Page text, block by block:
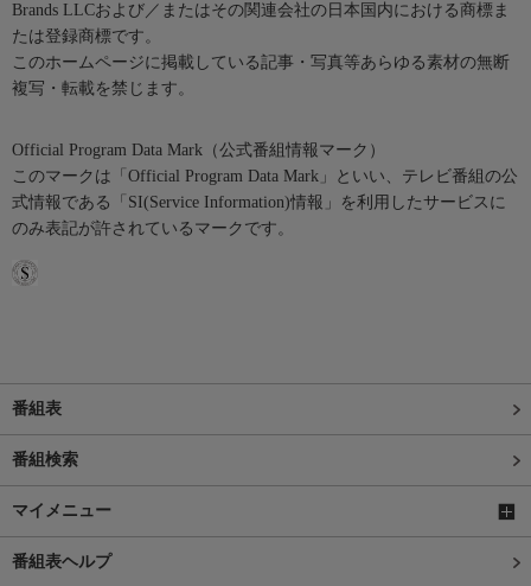
Brands LLCおよび／またはその関連会社の日本国内における商標ま
たは登録商標です。
このホームページに掲載している記事・写真等あらゆる素材の無断
複写・転載を禁じます。
Official Program Data Mark（公式番組情報マーク）
このマークは「Official Program Data Mark」といい、テレビ番組の公
式情報である「SI(Service Information)情報」を利用したサービスに
のみ表記が許されているマークです。
番組表
番組検索
マイメニュー
番組表ヘルプ